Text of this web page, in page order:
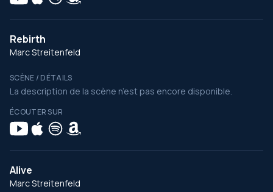
Rebirth
Marc Streitenfeld
SCÈNE / DÉTAILS
La description de la scène n’est pas encore disponible.
ÉCOUTER SUR
Alive
Marc Streitenfeld